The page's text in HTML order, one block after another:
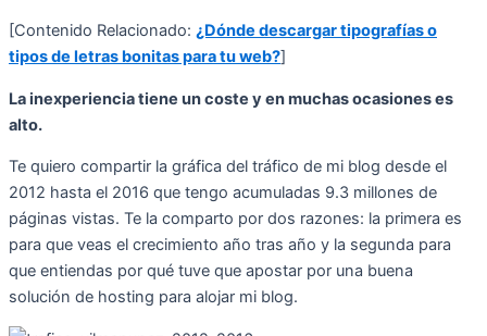
[Contenido Relacionado: ¿Dónde descargar tipografías o
tipos de letras bonitas para tu web?]
La inexperiencia tiene un coste y en muchas ocasiones es
alto.
Te quiero compartir la gráfica del tráfico de mi blog desde el
2012 hasta el 2016 que tengo acumuladas 9.3 millones de
páginas vistas. Te la comparto por dos razones: la primera es
para que veas el crecimiento año tras año y la segunda para
que entiendas por qué tuve que apostar por una buena
solución de hosting para alojar mi blog.